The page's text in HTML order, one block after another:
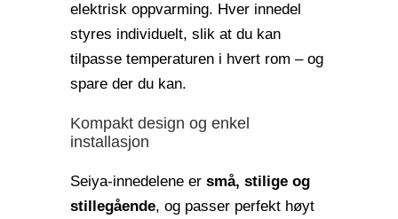
elektrisk oppvarming. Hver innedel
styres individuelt, slik at du kan
tilpasse temperaturen i hvert rom – og
spare der du kan.
Kompakt design og enkel
installasjon
Seiya-innedelene er små, stilige og
stillegående, og passer perfekt høyt